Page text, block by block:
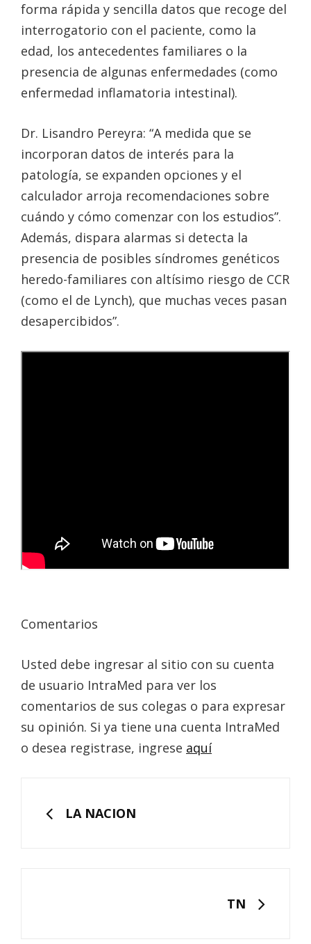
forma rápida y sencilla datos que recoge del
interrogatorio con el paciente, como la
edad, los antecedentes familiares o la
presencia de algunas enfermedades (como
enfermedad inflamatoria intestinal).
Dr. Lisandro Pereyra: “A medida que se
incorporan datos de interés para la
patología, se expanden opciones y el
calculador arroja recomendaciones sobre
cuándo y cómo comenzar con los estudios”.
Además, dispara alarmas si detecta la
presencia de posibles síndromes genéticos
heredo-familiares con altísimo riesgo de CCR
(como el de Lynch), que muchas veces pasan
desapercibidos”.
Comentarios
Usted debe ingresar al sitio con su cuenta
de usuario IntraMed para ver los
comentarios de sus colegas o para expresar
su opinión. Si ya tiene una cuenta IntraMed
o desea registrase, ingrese aquí
PREVIOUS
LA NACION
TN